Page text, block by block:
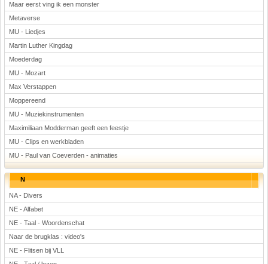
Maar eerst ving ik een monster
Metaverse
MU - Liedjes
Martin Luther Kingdag
Moederdag
MU - Mozart
Max Verstappen
Moppereend
MU - Muziekinstrumenten
Maximiliaan Modderman geeft een feestje
MU - Clips en werkbladen
MU - Paul van Coeverden - animaties
N
NA - Divers
NE - Alfabet
NE - Taal - Woordenschat
Naar de brugklas : video's
NE - Flitsen bij VLL